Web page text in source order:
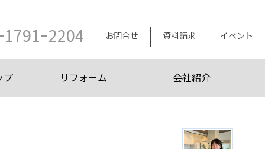
ｰ2204 お問合せ 資料請求 イベント
プ リフォーム 会社紹介